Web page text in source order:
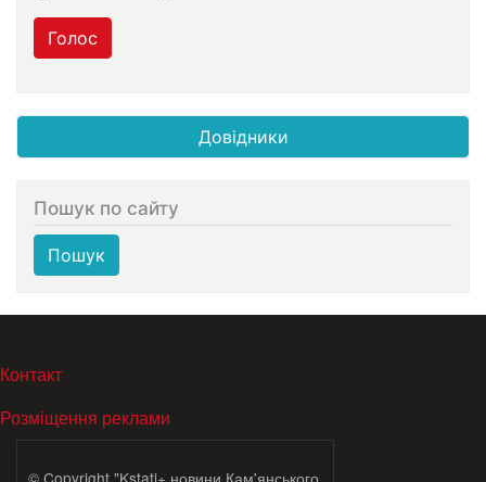
Голос
Довідники
Пошук по сайту
Пошук
МЕНЮ В ПОДВАЛЕ
Контакт
Розміщення реклами
© Copyright "Kstati+ новини Кам'янського